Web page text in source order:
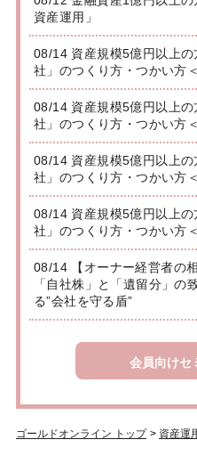
資産運用」
08/14 資産規模5億円以上
社」のつくり方・つかい方
08/14 資産規模5億円以上
社」のつくり方・つかい方
08/14 資産規模5億円以上
社」のつくり方・つかい方
08/14 資産規模5億円以上
社」のつくり方・つかい方
08/14 【オーナー経営者の
「自社株」と「遺留分」の
る”会社を守る盾”
会員向けセ
ゴールドオンライン トップ > 資産運